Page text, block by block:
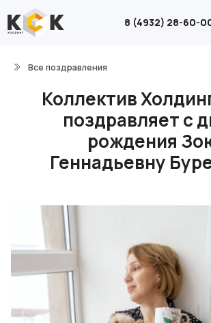
8 (4932) 28-60-
Все поздравления
Коллектив
поздравляет с
рождения
Геннадьевну